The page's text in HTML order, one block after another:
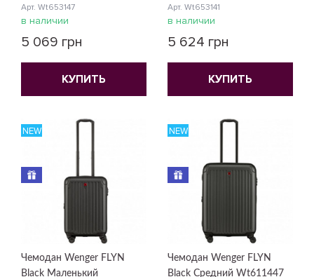
Арт. Wt653147
в наличии
5 069 грн
КУПИТЬ
Арт. Wt653141
в наличии
5 624 грн
КУПИТЬ
Чемодан Wenger FLYN
Black Маленький
NEW
Чемодан Wenger FLYN
Black Средний Wt611447
NEW